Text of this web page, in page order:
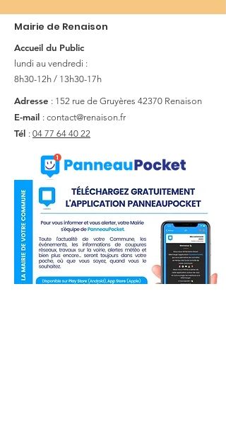
Mairie de Renaison
Accueil du Public
lundi au vendredi :
8h30-12h / 13h30-17h
Adresse : 152 rue de Gruyères 42370 Renaison
E-mail : contact@renaison.fr
Tél : 04 77 64 40 22